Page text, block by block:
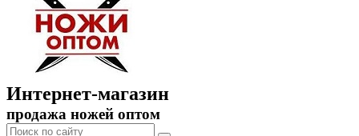
Интернет-магазин
продажа ножей оптом